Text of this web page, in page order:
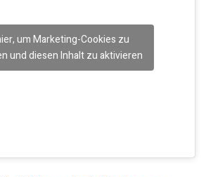
um Marketing-Cookies zu
und diesen Inhalt zu aktivieren